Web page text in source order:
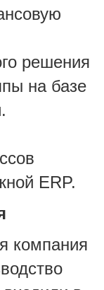
решения
на базе
ERP.
компания